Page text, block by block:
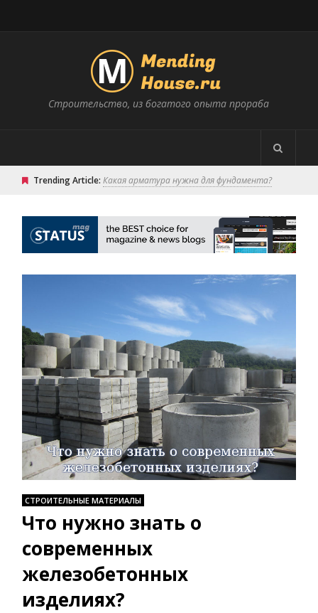
Строительство, из богатого опыта прораба
Trending Article: Какая арматура нужна для фундамента?
СТРОИТЕЛЬНЫЕ МАТЕРИАЛЫ
Что нужно знать о
современных
железобетонных
изделиях?